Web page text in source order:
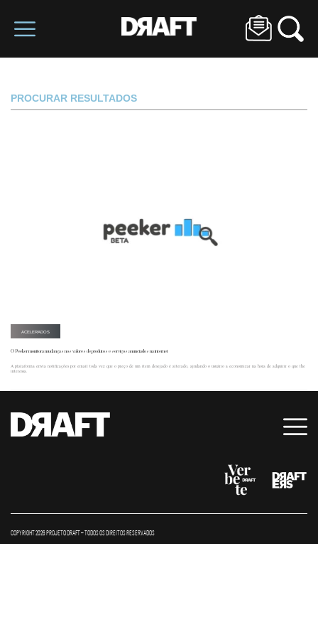
PROCURAR RESULTADOS
ACELERADOS
O Peeker monitora mudanças nos valores de produtos e serviços anunciados na internet
A plataforma envia notificações por email toda vez que o preço de um item desejado é alterado, ajudando o usuário a economizar na hora de adquirir o que lhe
interessa.
COPYRIGHT 2026 PROJETO DRAFT – TODOS OS DIREITOS RESERVADOS